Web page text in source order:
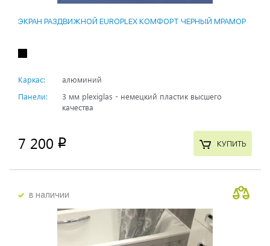
ЭКРАН РАЗДВИЖНОЙ EUROPLEX КОМФОРТ ЧЕРНЫЙ МРАМОР
Каркас:
алюминий
Панели:
3 мм plexiglas - немецкий пластик высшего
качества
7 200 p КУПИТЬ
в наличии